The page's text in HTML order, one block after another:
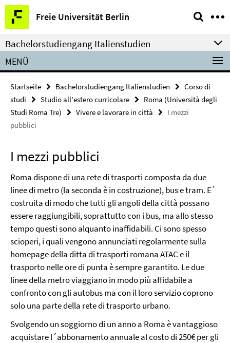
Springe
direkt
zu
Inhalt
Freie Universität Berlin
Service-
Navigation
Bachelorstudiengang Italienstudien
MENÜ
Startseite Bachelorstudiengang Italienstudien
Corso di
studi
Studio all'estero curricolare
Roma (Università degli
Studi Roma Tre)
Vivere e lavorare in città
I mezzi
pubblici
I mezzi pubblici
Roma dispone di una rete di trasporti composta da due
linee di metro (la seconda è in costruzione), bus e tram. E`
costruita di modo che tutti gli angoli della città possano
essere raggiungibili, soprattutto con i bus, ma allo stesso
tempo questi sono alquanto inaffidabili. Ci sono spesso
scioperi, i quali vengono annunciati regolarmente sulla
homepage della ditta di trasporti romana ATAC e il
trasporto nelle ore di punta è sempre garantito. Le due
linee della metro viaggiano in modo più affidabile a
confronto con gli autobus ma con il loro servizio coprono
solo una parte della rete di trasporto urbano.
Svolgendo un soggiorno di un anno a Roma è vantaggioso
acquistare l´abbonamento annuale al costo di 250€ per gli